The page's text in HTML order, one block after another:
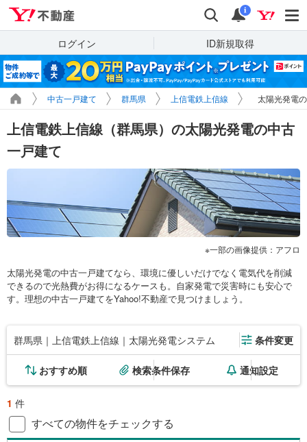
検索 通知
i
ログイン ID新規取得
中古一戸建て 群馬県 上信電鉄上信線 太陽光発電
上信電鉄上信線（群馬県）の太陽光発電の中古
一戸建て
一部の画像提供：アフロ
太陽光発電の中古一戸建てなら、環境に優しいだけでなく電気代を削減
できるので光熱費がお得になるケースも。自家発電で災害時にも安心で
す。理想の中古一戸建てをYahoo!不動産で見つけましょう。
群馬県｜上信電鉄上信線｜太陽光発電システム 条件変更
おすすめ順 検索条件保存 通知設定
1 件
すべての物件をチェックする